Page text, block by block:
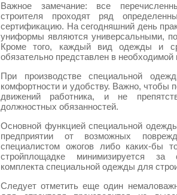
Важное замечание: все
строителя проходят ряд
сертификацию. На сегодняшний день
униформы являются универсальными,
Кроме того, каждый вид одежды и
обязательно представлен в необходимой
При производстве специальной
комфортности и удобству. Важно, чтобы
движений работника, и не
должностных обязанностей.
Основной функцией специальной
предприятии от возможных
специалистом ожогов либо каких-бы
стройплощадке минимизируется за
комплекта специальной одежды для
Следует отметить еще один